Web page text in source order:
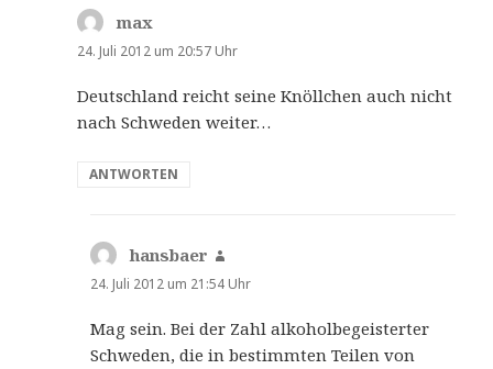
max
24. Juli 2012 um 20:57 Uhr
Deutschland reicht seine Knöllchen auch nicht
nach Schweden weiter…
ANTWORTEN
hansbaer
24. Juli 2012 um 21:54 Uhr
Mag sein. Bei der Zahl alkoholbegeisterter
Schweden, die in bestimmten Teilen von